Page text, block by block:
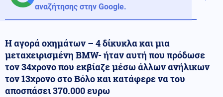
αναζήτησης στην Google.
Η αγορά οχημάτων – 4 δίκυκλα και μια
μεταχειρισμένη BMW- ήταν αυτή που πρόδωσε
τον 34χρονο που εκβίαζε μέσω άλλων ανήλικων
τον 13χρονο στο Βόλο και κατάφερε να του
αποσπάσει 370.000 ευρω